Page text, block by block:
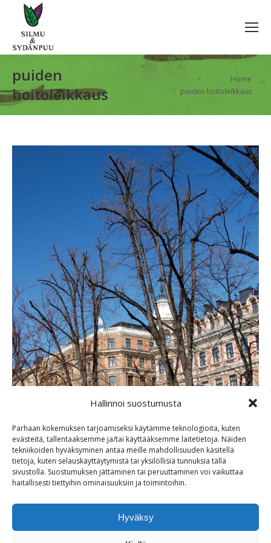
Hallinnoi suostumusta
Parhaan kokemuksen tarjoamiseksi käytämme teknologioita, kuten
evästeitä, tallentaaksemme ja/tai käyttääksemme laitetietoja. Näiden
tekniikoiden hyväksyminen antaa meille mahdollisuuden käsitellä
tietoja, kuten selauskäyttäytymistä tai yksilöllisiä tunnuksia tällä
sivustolla. Suostumuksen jättäminen tai peruuttaminen voi vaikuttaa
haitallisesti tiettyihin ominaisuuksiin ja toimintoihin.
Hyväksy
puiden
hoitoleikkaus
You are here:
Home
puiden hoitoleikkaus
puiden hoitoleikkaus